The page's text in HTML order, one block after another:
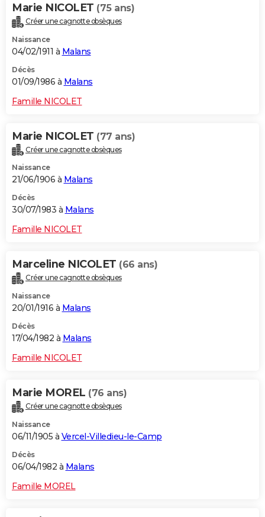
Marie NICOLET (75 ans)
Créer une cagnotte obsèques
Naissance
04/02/1911 à Malans
Décès
01/09/1986 à Malans
Famille NICOLET
Marie NICOLET (77 ans)
Créer une cagnotte obsèques
Naissance
21/06/1906 à Malans
Décès
30/07/1983 à Malans
Famille NICOLET
Marceline NICOLET (66 ans)
Créer une cagnotte obsèques
Naissance
20/01/1916 à Malans
Décès
17/04/1982 à Malans
Famille NICOLET
Marie MOREL (76 ans)
Créer une cagnotte obsèques
Naissance
06/11/1905 à Vercel-Villedieu-le-Camp
Décès
06/04/1982 à Malans
Famille MOREL